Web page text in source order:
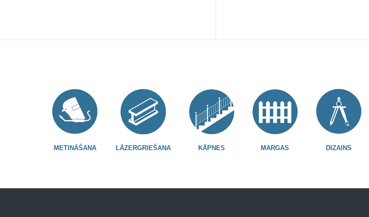
METINĀŠANA LĀZERGRIEŠANA KĀPNES MARGAS DIZAINS